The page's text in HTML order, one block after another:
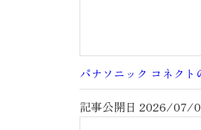
パナソニック コネク
記事公開日 2026/07/